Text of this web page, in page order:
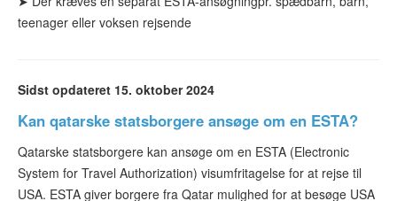
teenager eller voksen rejsende
Sidst opdateret 15. oktober 2024
Kan qatarske statsborgere ansøge om en ESTA?
Qatarske statsborgere kan ansøge om en ESTA (Electronic
System for Travel Authorization) visumfritagelse for at rejse til
USA. ESTA giver borgere fra Qatar mulighed for at besøge USA